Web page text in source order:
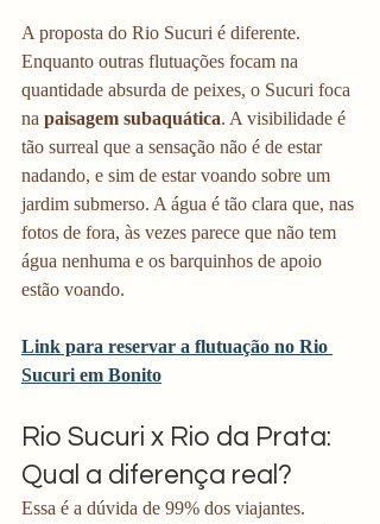
A proposta do Rio Sucuri é diferente.
Enquanto outras flutuações focam na
quantidade absurda de peixes, o Sucuri foca
na paisagem subaquática. A visibilidade é
tão surreal que a sensação não é de estar
nadando, e sim de estar voando sobre um
jardim submerso. A água é tão clara que, nas
fotos de fora, às vezes parece que não tem
água nenhuma e os barquinhos de apoio
estão voando.
Link para reservar a flutuação no Rio
Sucuri em Bonito
Rio Sucuri x Rio da Prata:
Qual a diferença real?
Essa é a dúvida de 99% dos viajantes.